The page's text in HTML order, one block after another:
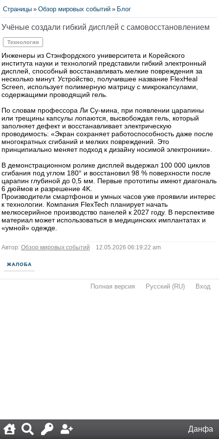
Данфа
Страницы » Обзор мировых событий » Блог
Учёные создали гибкий дисплей с самовосстановлением
Технология
Инженеры из Стэнфордского университета и Корейского
института науки и технологий представили гибкий электронный
дисплей, способный восстанавливать мелкие повреждения за
несколько минут. Устройство, получившее название FlexHeal
Screen, использует полимерную матрицу с микрокапсулами,
содержащими проводящий гель.
По словам профессора Ли Су‑мина, при появлении царапины
или трещины капсулы лопаются, высвобождая гель, который
заполняет дефект и восстанавливает электрическую
проводимость: «Экран сохраняет работоспособность даже после
многократных сгибаний и мелких повреждений. Это
принципиально меняет подход к дизайну носимой электроники».
В демонстрационном ролике дисплей выдержал 100 000 циклов
сгибания под углом 180° и восстановил 98 % поверхности после
царапин глубиной до 0,5 мм. Первые прототипы имеют диагональ
6 дюймов и разрешение 4K.
Производители смартфонов и умных часов уже проявили интерес
к технологии. Компания FlexTech планирует начать
мелкосерийное производство панелей к 2027 году. В перспективе
материал может использоваться в медицинских имплантатах и
«умной» одежде.
Автор: Обзор мировых событий 12.05.2026 06:19:22 am
ЖАЛОБА
Полная версия Русский (RU) Вход